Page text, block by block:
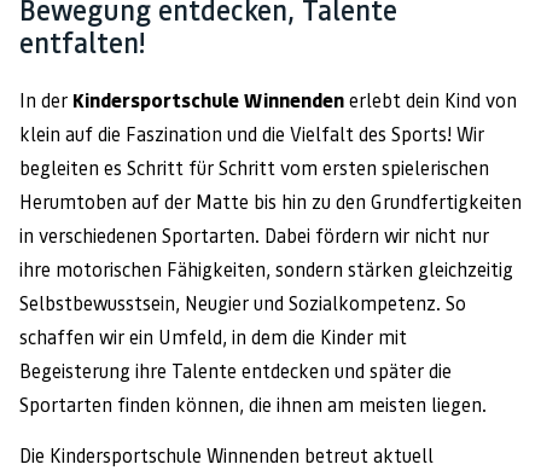
Bewegung entdecken, Talente
entfalten!
In der Kindersportschule Winnenden erlebt dein Kind von
klein auf die Faszination und die Vielfalt des Sports! Wir
begleiten es Schritt für Schritt vom ersten spielerischen
Herumtoben auf der Matte bis hin zu den Grundfertigkeiten
in verschiedenen Sportarten. Dabei fördern wir nicht nur
ihre motorischen Fähigkeiten, sondern stärken gleichzeitig
Selbstbewusstsein, Neugier und Sozialkompetenz. So
schaffen wir ein Umfeld, in dem die Kinder mit
Begeisterung ihre Talente entdecken und später die
Sportarten finden können, die ihnen am meisten liegen.
Die Kindersportschule Winnenden betreut aktuell